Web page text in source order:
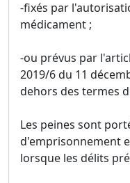
-fixés par
médicament ;
-ou prévus par
2019/6 du 11
dehors des termes
Les peines sont
d'emprisonnement
lorsque les délits